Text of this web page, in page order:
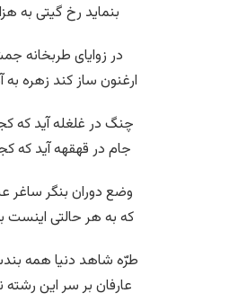
بنماید رخ گیتی به
در زوایای طربخانه
ارغنون ساز کند زهره
چنگ در غلغله آید که
جام در قهقهه آید که
وضع دوران بنگر ساغر
که به هر حالتی اینست
طرّه شاهد دنیا همه
عارفان بر سر این رشته